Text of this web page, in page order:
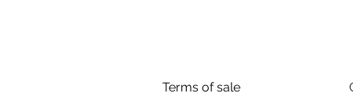
Terms of sale